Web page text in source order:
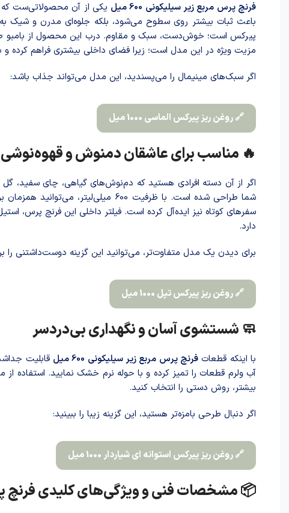
فرنچ پرس مربع زیر سیلیکونی 600 میل
یکی از آن محصولاتی‌ست که
باعث ثبات بیشتر روی سطوح می‌شود، بلکه جلوه‌ای مدرن و شیک
پیرکس است؛ خوش‌دست، سبک و مقاوم. درب این محصول از بامبو
مزیت ویژه در این مدل است؛ زیرا فضای داخلی بیشتری فراهم
اگر سبک‌های مینیمال را می‌پسندید، این مدل می‌تواند جذاب باشد:
🔗 روغن ریز پیرکس الماسی 1000 میل
🔥 مناسب برای عاشقان دمنوش و
اگر از آن دسته افرادی هستید که دم‌نوش‌های گیاهی، چای سفید،
سفرهای کوتاه نیز ایده‌آل کرده است. فیلتر داخلی این فرنچ
دارد.
برای دیدن یک مدل متفاوت‌تر، می‌توانید این گزینه دوست‌داشتنی را
🔗 روغن ریز پیرکس تپل 1000 میل
🧼 شستشوی آسان و نگهداری بی‌دردسر
با اینکه قطعات فرنچ پرس مربع زیر سیلیکونی 600 میل
قابلیت
آب ولرم قطعات را تمیز کرده و با حوله نرم خشک نمایید.
بیشتر، روش دستی را انتخاب کنید.
اگر دنبال طرحی بامزه‌تر هستید، این گزینه زیبا را ببینید:
🔗 روغن ریز پیرکس استوانه ای شیاردار 1000 میل
📦 مشخصات فنی و ویژگی‌های کلیدی فرنچ پرس